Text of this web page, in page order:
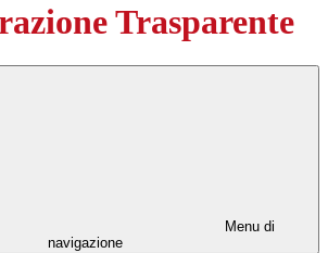
Trasparente
Menu di
navigazione